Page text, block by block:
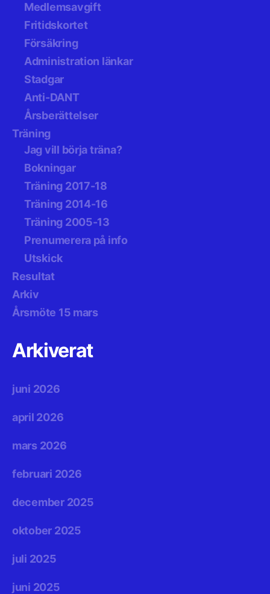
Medlemsavgift
Fritidskortet
Försäkring
Administration länkar
Stadgar
Anti-DANT
Årsberättelser
Träning
Jag vill börja träna?
Bokningar
Träning 2017-18
Träning 2014-16
Träning 2005-13
Prenumerera på info
Utskick
Resultat
Arkiv
Årsmöte 15 mars
Arkiverat
juni 2026
april 2026
mars 2026
februari 2026
december 2025
oktober 2025
juli 2025
juni 2025